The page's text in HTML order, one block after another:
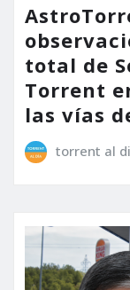
total de
Torrent
las vías
torrent al